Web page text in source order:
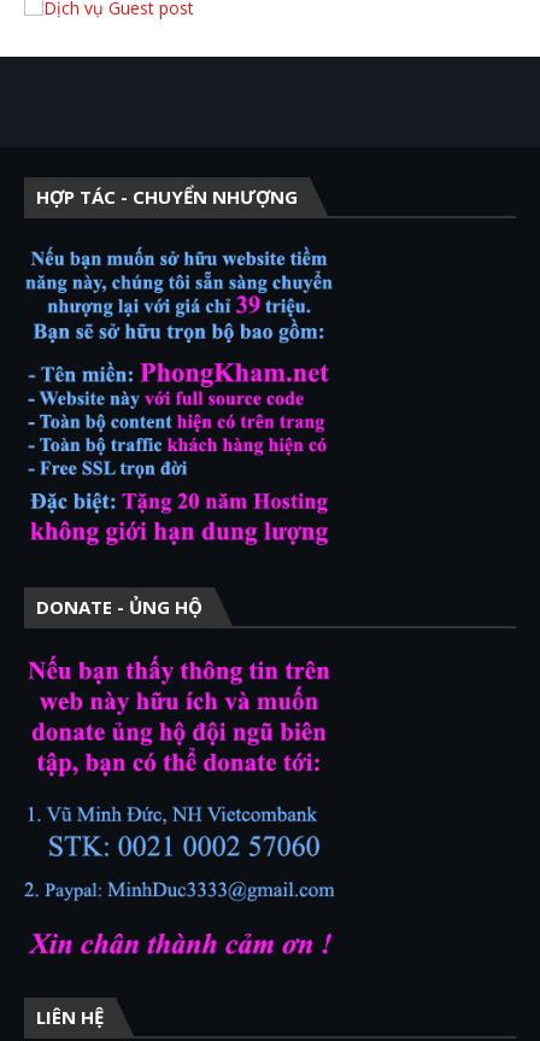
HỢP TÁC - CHUYỂN NHƯỢNG
DONATE - ỦNG HỘ
LIÊN HỆ